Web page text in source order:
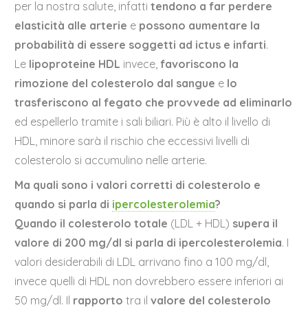
per la nostra salute, infattitendono a far perdere
elasticità alle arterie e possono aumentare la
probabilità di essere soggetti ad ictus e infarti.
Le lipoproteine HDL invece,favoriscono la
rimozione del colesterolo dal sangue e lo
trasferiscono al fegato che provvede ad eliminarlo
ed espellerlo tramite i sali biliari. Più è alto il livello di
HDL, minore sarà il rischio che eccessivi livelli di
colesterolo si accumulino nelle arterie.
Ma quali sono i valori corretti di colesterolo e
quando si parla di ipercolesterolemia?
Quando il colesterolo totale (LDL + HDL) supera il
valore di 200 mg/dl si parla di ipercolesterolemia. I
valori desiderabili di LDL arrivano fino a 100 mg/dl,
invece quelli di HDL non dovrebbero essere inferiori ai
50 mg/dl. Il rapporto tra ilvalore del colesterolo